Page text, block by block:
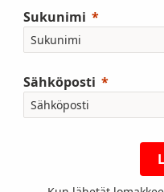
Sukunimi
Sähköposti